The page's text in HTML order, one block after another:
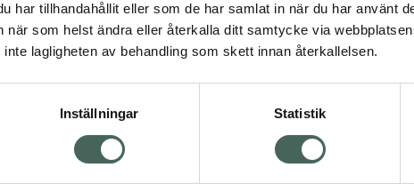
har tillhandahållit eller som de har samlat in när du har använt
när som helst ändra eller återkalla ditt samtycke via
lagligheten av behandling som skett innan återkallelsen.
Inställningar Statistik
barn från 6